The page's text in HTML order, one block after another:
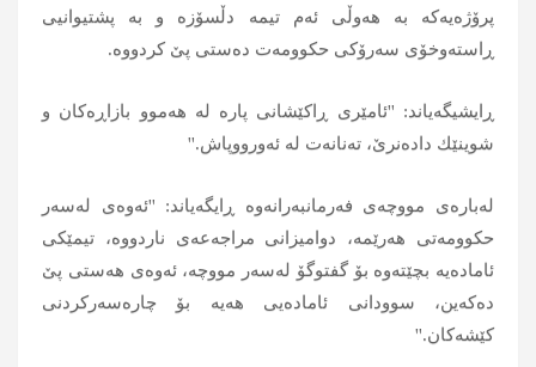
پرۆژه‌یه‌كه‌ به‌ هه‌وڵی ئه‌م تیمه‌ دڵسۆزه‌ و به‌ پشتیوانیی
ڕاسته‌وخۆی سه‌رۆكی حكوومه‌ت ده‌ستی پێ كردووه‌.
ڕایشیگه‌یاند: ''ئامێری ڕاكێشانی پاره‌ له‌ هه‌موو بازاڕه‌كان و
شوینێك داده‌نرێ، ته‌نانه‌ت له‌ ئه‌ورووپاش.''
له‌باره‌ی مووچه‌ی فه‌رمانبه‌رانه‌وه‌ ڕایگه‌یاند: ''ئه‌وه‌ی له‌سه‌ر
حكوومه‌تی هه‌رێمه‌، دوامیزانی مراجه‌عه‌ی ناردووه‌، تیمێكی
ئاماده‌یه‌ بچێته‌وه‌ بۆ گفتوگۆ له‌سه‌ر مووچه‌، ئه‌وه‌ی هه‌ستی پێ
ده‌كه‌ین، سوودانی ئاماده‌یی هه‌یه‌ بۆ چاره‌سه‌ركردنی
كێشه‌كان.''